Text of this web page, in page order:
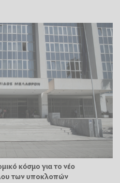
κόσμο για το νέο
των υποκλοπών